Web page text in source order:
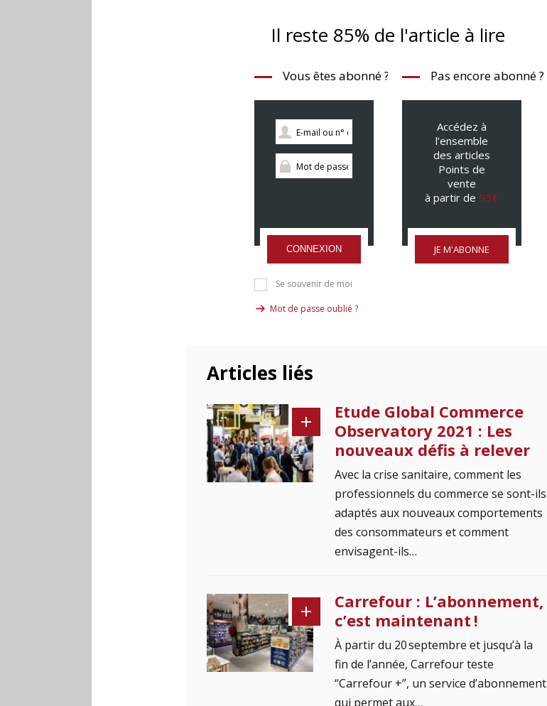
Il reste 85% de l'article à lire
Vous êtes abonné ?
CONNEXION
Se souvenir de moi
Mot de passe oublié ?
Pas encore abonné ?
Accédez à
l’ensemble
des articles
Points de
vente
à partir de 95€
JE M'ABONNE
Articles liés
Etude Global Commerce
Observatory 2021 : Les
nouveaux défis à relever
Avec la crise sanitaire, comment les
professionnels du commerce se sont-ils
adaptés aux nouveaux comportements
des consommateurs et comment
envisagent-ils…
Carrefour : L’abonnement,
c’est maintenant !
À partir du 20 septembre et jusqu’à la
fin de l’année, Carrefour teste
“Carrefour +”, un service d’abonnement
qui permet aux…